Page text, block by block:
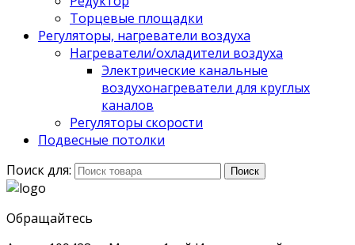
Торцевые площадки
Регуляторы, нагреватели воздуха
Нагреватели/охладители воздуха
Электрические канальные
воздухонагреватели для круглых
каналов
Регуляторы скорости
Подвесные потолки
Поиск для:
Поиск
Обращайтесь